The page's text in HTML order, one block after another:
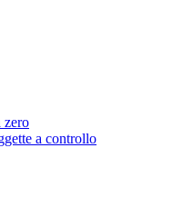
zero
a controllo